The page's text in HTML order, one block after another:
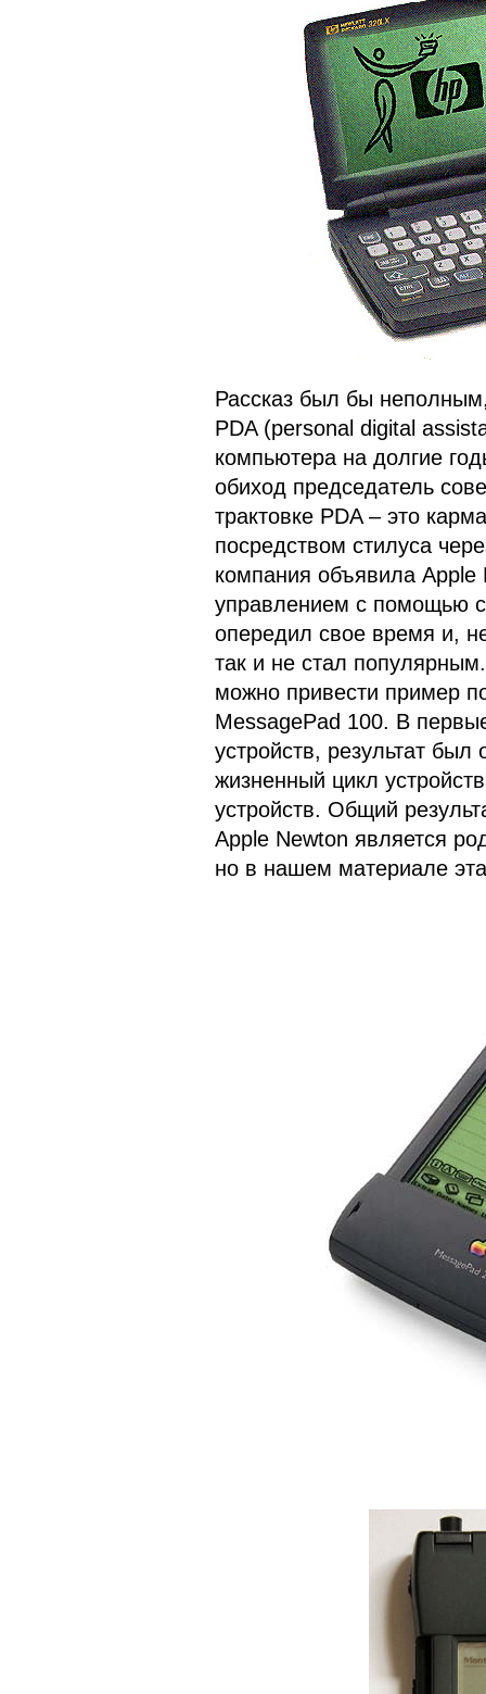
Рассказ был бы
PDA (personal digital
компьютера на долгие
обиход председатель
трактовке PDA – это
посредством стилуса
компания объявила
управлением с помощью
опередил свое время и,
так и не стал
можно привести пример
MessagePad 100. В
устройств, результат
жизненный цикл
устройств. Общий
Apple Newton является
но в нашем материале